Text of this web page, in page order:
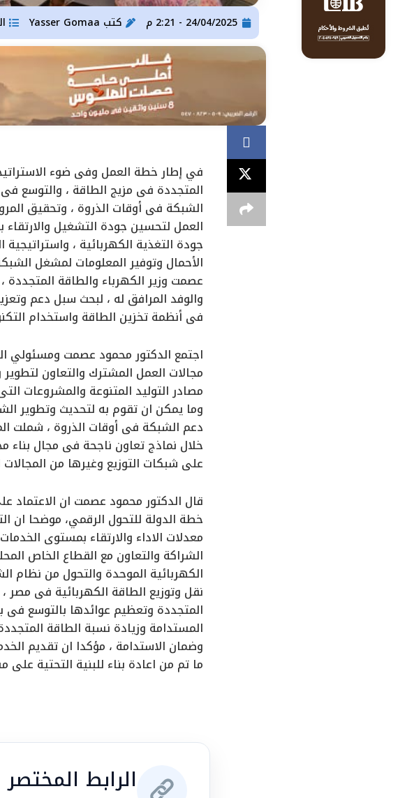
24/04/2025 - 2:21 م كتب
في إطار خطة العمل وفى ضوء
المتجددة فى مزيج الطاقة ، والتوسع فى
الشبكة فى أوقات الذروة ، وتحقيق
العمل لتحسين جودة التشغيل
جودة التغذية الكهربائية ،
الأحمال وتوفير المعلومات لمشغل
والوفد المرافق له ، لبحث سبل دعم
فى أنظمة تخزين الطاقة واستخدام
اجتمع الدكتور محمود عصمت ومسئولي
مجالات العمل المشترك والتعاون
مصادر التوليد المتنوعة والمشروعات
وما يمكن ان تقوم به لتحديث وتطوير
دعم الشبكة فى أوقات الذروة ، شملت
خلال نماذج تعاون ناجحة فى مجال
على شبكات التوزيع وغيرها من المجالات
قال الدكتور محمود عصمت ان الاعتماد
خطة الدولة للتحول الرقمي، موضحا ان
معدلات الاداء والارتقاء بمستوى
الشراكة والتعاون مع القطاع الخاص
الكهربائية الموحدة والتحول من نظام
نقل وتوزيع الطاقة الكهربائية فى مصر
المتجددة وتعظيم عوائدها بالتوسع فى
المستدامة وزيادة نسبة الطاقة
وضمان الاستدامة ، مؤكدا ان تقديم
ما تم من اعادة بناء للبنية التحتية
الرابط